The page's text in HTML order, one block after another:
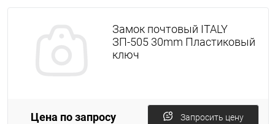
Замок почтовый ITALY
ЗП-505 30mm Пластиковый
ключ
Цена по запросу Запросить цену